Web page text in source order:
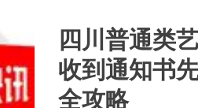
四川普通类
收到通知书
全攻略